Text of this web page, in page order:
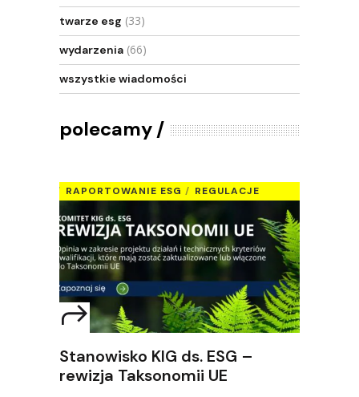
twarze esg (33)
wydarzenia (66)
wszystkie wiadomości
polecamy
RAPORTOWANIE ESG REGULACJE
Stanowisko KIG ds. ESG –
rewizja Taksonomii UE